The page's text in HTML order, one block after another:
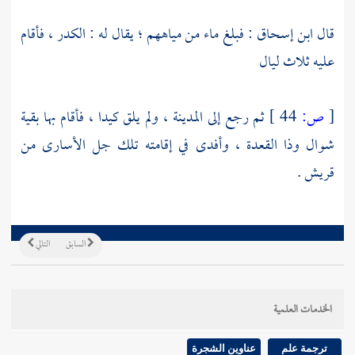
قالابن إسحاق : فبلغ ماء من مياههم ؛ يقال له :الكدر، فأقام
عليه ثلاث ليال
[ص: ثم رجع إلىالمدينة ، ولم يلق كيدا ، فأقام بها بقية
شوال وذا القعدة ، وأفدى في إقامته تلك جل الأسارى من
قريش.
التالي السابق
الخدمات العلمية
ترجمة علم عناوين الشجرة